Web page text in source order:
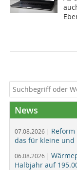
News
07.08.2026 |
das für kleine und
06.08.2026 |
Halbjahr auf